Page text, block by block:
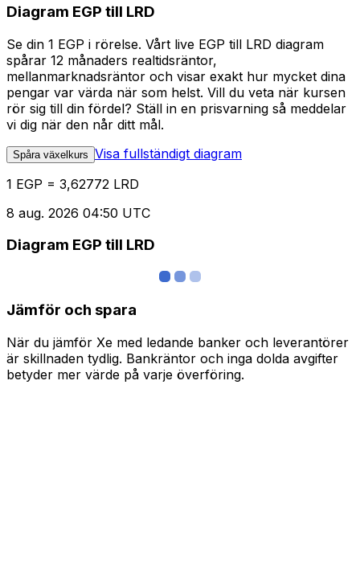
Diagram EGP till LRD
Se din 1 EGP i rörelse. Vårt live EGP till LRD diagram
spårar 12 månaders realtidsräntor,
mellanmarknadsräntor och visar exakt hur mycket dina
pengar var värda när som helst. Vill du veta när kursen
rör sig till din fördel? Ställ in en prisvarning så meddelar
vi dig när den når ditt mål.
Spåra växelkurs Visa fullständigt diagram
1 EGP = 3,62772 LRD
8 aug. 2026 04:50 UTC
Diagram EGP till LRD
Jämför och spara
När du jämför Xe med ledande banker och leverantörer
är skillnaden tydlig. Bankräntor och inga dolda avgifter
betyder mer värde på varje överföring.